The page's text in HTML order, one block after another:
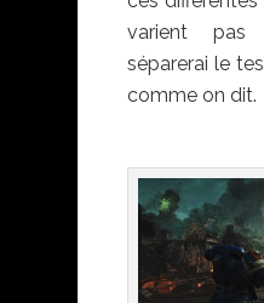
varient
séparerai le
comme on dit.